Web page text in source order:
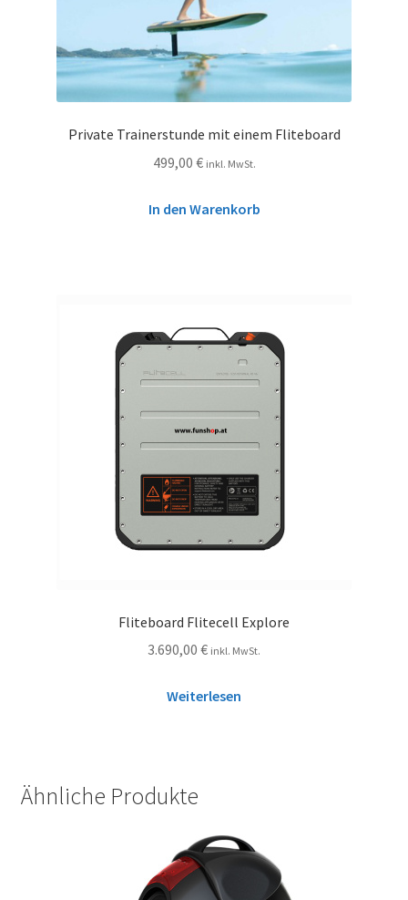
Private Trainerstunde mit einem Fliteboard
499,00 € inkl. MwSt.
In den Warenkorb
Fliteboard Flitecell Explore
3.690,00 € inkl. MwSt.
Weiterlesen
Ähnliche Produkte